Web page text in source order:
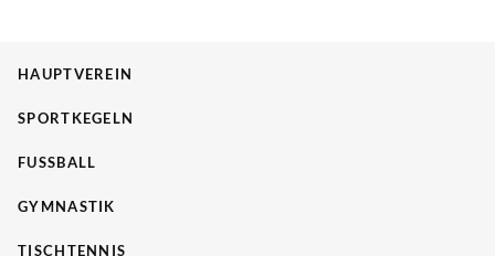
HAUPTVEREIN
SPORTKEGELN
FUSSBALL
GYMNASTIK
TISCHTENNIS